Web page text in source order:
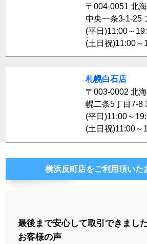
〒004-0051 北
中央一条3-1-25
(平日)11:00～
(土日祝)11:00～
札幌白石店
〒003-0002 北
幌二条5丁目7-8
(平日)11:00～
(土日祝)11:00～
横浜反町店をご利用頂いた
最後まで安心して取引できまし
お客様の声